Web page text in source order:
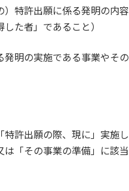
特許出願に係る発明の内容
た者」であること）
明の実施である事業やその
許出願の際、現に」実施し
「その事業の準備」に該当